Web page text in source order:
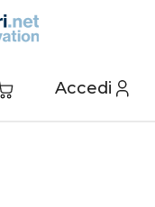
Accedi